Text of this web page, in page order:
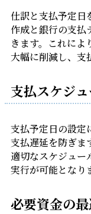
仕訳と支払予定日
作成と銀行の支払
きます。これによ
大幅に削減し、支
支払スケジ
支払予定日の設定
支払遅延を防ぎま
適切なスケジュー
実行が可能となり
必要資金の